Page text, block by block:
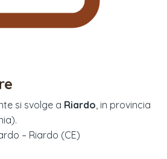
si svolge a Riardo , in provincia
).
– Riardo (CE)